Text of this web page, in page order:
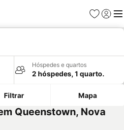
Favoritos
Iniciar
Hóspedes e quartos
2 hóspedes, 1 quarto.
Filtrar Mapa
Queenstown, Nova